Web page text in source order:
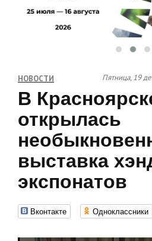
НОВОСТИ Пятница, 19
В
открылась
выставка
экспонатов
Вконтакте Одноклассники